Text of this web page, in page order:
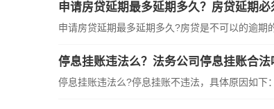
申请房贷延期最多延期多久？房贷延期
申请房贷延期最多延期多久?房贷是不可以的逾期
停息挂账违法么？法务公司停息挂账合法
停息挂账违法么?停息挂账不违法，具体原因如下